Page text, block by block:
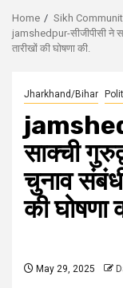
Home
Sikh
jamshedpur-सीजीपीसी ने
तारीखों की घोषणा की.
Jharkhand/Bihar
साक्ची
चुनाव
की घोषणा
May 29, 2025